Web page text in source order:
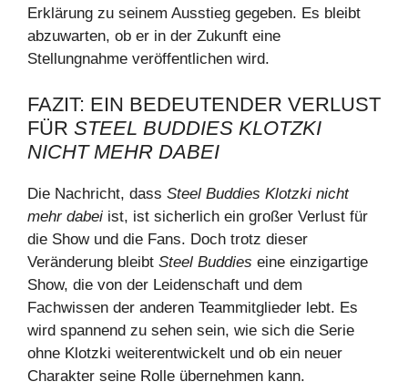
Erklärung zu seinem Ausstieg gegeben. Es bleibt
abzuwarten, ob er in der Zukunft eine
Stellungnahme veröffentlichen wird.
FAZIT: EIN BEDEUTENDER VERLUST
FÜR STEEL BUDDIES KLOTZKI
NICHT MEHR DABEI
Die Nachricht, dass Steel Buddies Klotzki nicht
mehr dabei ist, ist sicherlich ein großer Verlust für
die Show und die Fans. Doch trotz dieser
Veränderung bleibt Steel Buddies eine einzigartige
Show, die von der Leidenschaft und dem
Fachwissen der anderen Teammitglieder lebt. Es
wird spannend zu sehen sein, wie sich die Serie
ohne Klotzki weiterentwickelt und ob ein neuer
Charakter seine Rolle übernehmen kann.